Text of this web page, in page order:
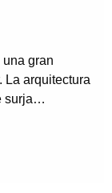
gran
La arquitectura
surja…